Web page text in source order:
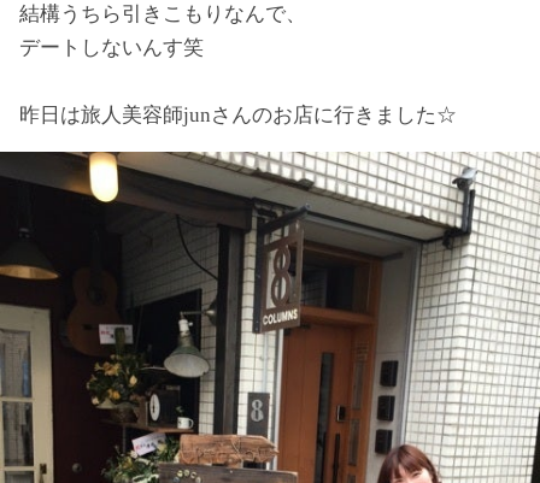
結構うちら引きこもりなんで、
デートしないんす笑
昨日は旅人美容師junさんのお店に行きました☆